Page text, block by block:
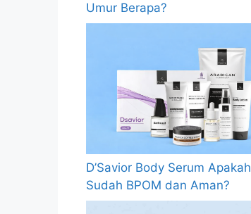
Umur Berapa?
D’Savior Body Serum Apakah
Sudah BPOM dan Aman?